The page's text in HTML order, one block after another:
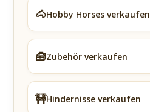
🐴Hobby Horses verkaufen
🧰Zubehör verkaufen
🚧Hindernisse verkaufen